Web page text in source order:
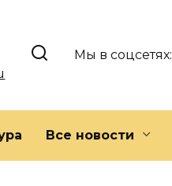
Мы в соцсетях:
Все новости